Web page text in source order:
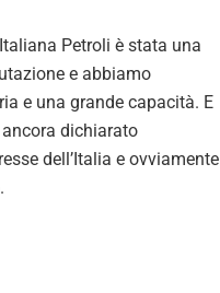
Petroli è stata una
e abbiamo
e una grande capacità. E
dichiarato
dell’Italia e ovviamente